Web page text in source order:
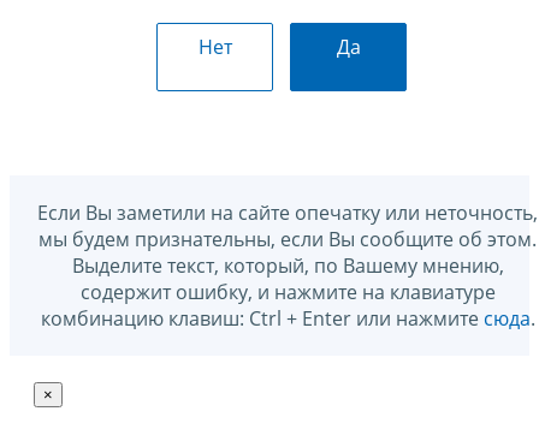
Нет Да
Если Вы заметили на сайте опечатку или неточность,
мы будем признательны, если Вы сообщите об этом.
Выделите текст, который, по Вашему мнению,
содержит ошибку, и нажмите на клавиатуре
комбинацию клавиш: Ctrl + Enter или нажмите сюда.
×